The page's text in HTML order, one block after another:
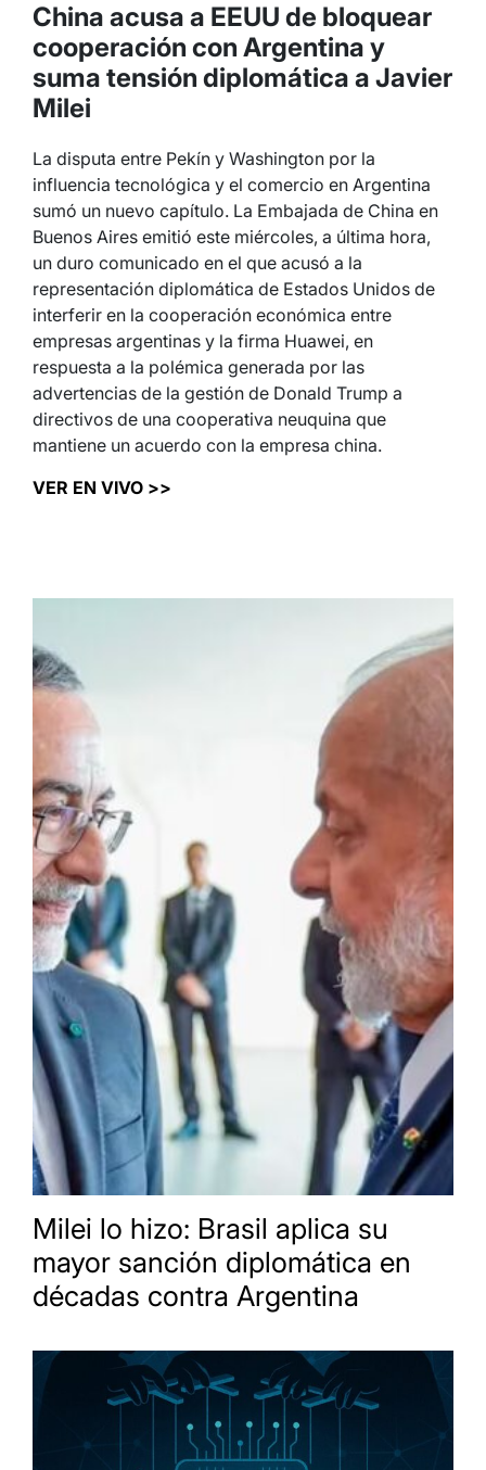
China acusa a EEUU de bloquear
cooperación con Argentina y
suma tensión diplomática a Javier
Milei
La disputa entre Pekín y Washington por la
influencia tecnológica y el comercio en Argentina
sumó un nuevo capítulo. La Embajada de China en
Buenos Aires emitió este miércoles, a última hora,
un duro comunicado en el que acusó a la
representación diplomática de Estados Unidos de
interferir en la cooperación económica entre
empresas argentinas y la firma Huawei, en
respuesta a la polémica generada por las
advertencias de la gestión de Donald Trump a
directivos de una cooperativa neuquina que
mantiene un acuerdo con la empresa china.
VER EN VIVO >>
Milei lo hizo: Brasil aplica su
mayor sanción diplomática en
décadas contra Argentina